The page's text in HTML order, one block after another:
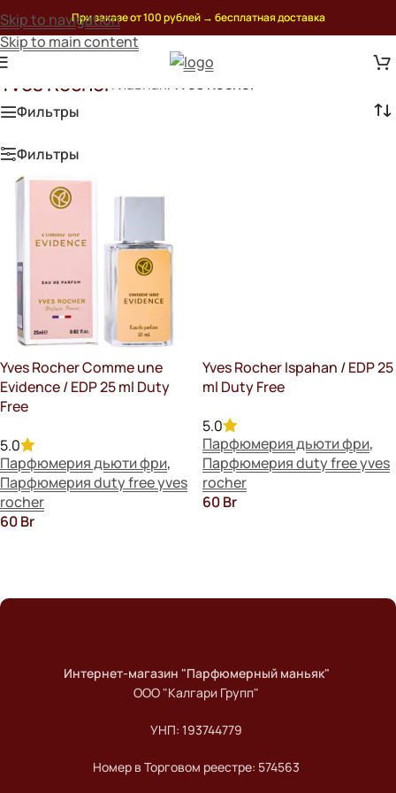
Skip to navigation
Skip to main content
При заказе от 100 рублей → бесплатная доставка
Yves Rocher Главная/ Yves Rocher
Фильтры
Фильтры
Yves Rocher Comme une
Evidence / EDP 25 ml Duty
Free
5.0
Парфюмерия дьюти фри,
Парфюмерия duty free yves
rocher
60Br
Yves Rocher Ispahan / EDP 25
ml Duty Free
5.0
Парфюмерия дьюти фри,
Парфюмерия duty free yves
rocher
60Br
Интернет-магазин "Парфюмерный маньяк"
ООО "Калгари Групп"
УНП: 193744779
Номер в Торговом реестре: 574563